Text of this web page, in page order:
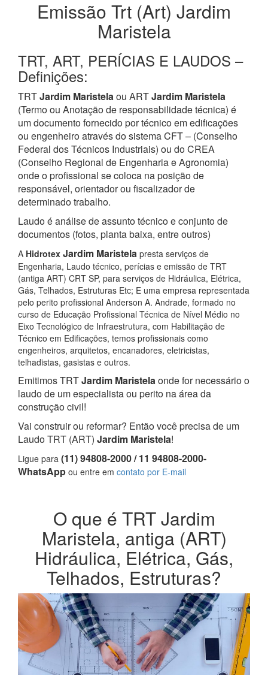
Emissão Trt (Art) Jardim
Maristela
TRT, ART, PERÍCIAS E LAUDOS –
Definições:
TRTJardim Maristelaou ARTJardim Maristela
(Termo ou Anotação de responsabilidade técnica) é
um documento fornecido por técnico em edificações
ou engenheiro através do sistema CFT – (Conselho
Federal dos Técnicos Industriais) ou do CREA
(Conselho Regional de Engenharia e Agronomia)
onde o profissional se coloca na posição de
responsável, orientador ou fiscalizador de
determinado trabalho.
Laudo é análise de assunto técnico e conjunto de
documentos (fotos, planta baixa, entre outros)
A Hidrotex Jardim Maristela presta serviços de
Engenharia, Laudo técnico, perícias e emissão de TRT
(antiga ART) CRT SP, para serviços de Hidráulica, Elétrica,
Gás, Telhados, Estruturas Etc; E uma empresa representada
pelo perito profissional Anderson A. Andrade, formado no
curso de Educação Profissional Técnica de Nível Médio no
Eixo Tecnológico de Infraestrutura, com Habilitação de
Técnico em Edificações, temos profissionais como
engenheiros, arquitetos, encanadores, eletricistas,
telhadistas, gasistas e outros.
Emitimos TRTJardim Maristelaonde for necessário o
laudo de um especialista ou perito na área da
construção civil!
Vai construir ou reformar? Então você precisa de um
Laudo TRT (ART) Jardim Maristela!
Ligue para (11) 94808-2000 / 11 94808-2000-
WhatsApp ou entre em contato por E-mail
O que é TRT Jardim
Maristela, antiga (ART)
Hidráulica, Elétrica, Gás,
Telhados, Estruturas?